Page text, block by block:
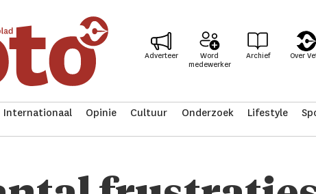
Adverteer
Word
medewerker
Archief Over
Internationaal Opinie Cultuur Onderzoek Lifestyle